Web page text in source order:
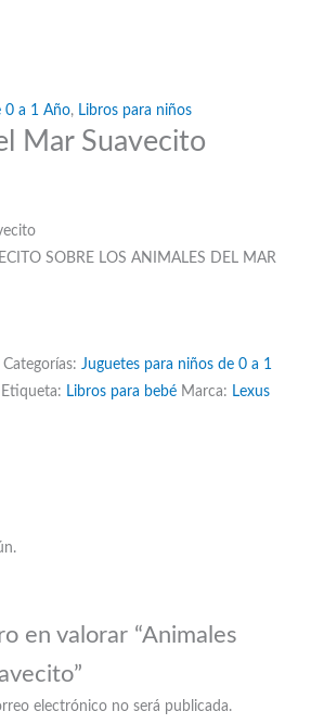
0 a 1 Año, Libros para niños
Mar Suavecito
SOBRE LOS ANIMALES DEL MAR
Categorías:Juguetes para niños de 0 a 1
Etiqueta: Libros para bebé Marca: Lexus
en valorar “Animales
electrónico no será publicada.